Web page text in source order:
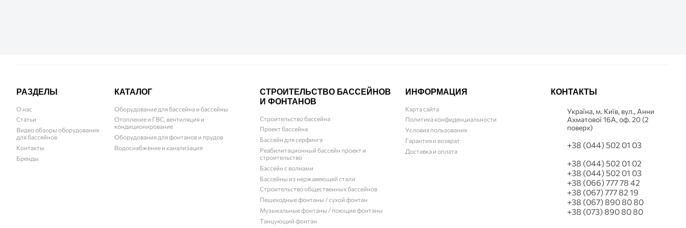
РАЗДЕЛЫ
О нас
Статьи
Видео обзоры оборудования
для бассейнов
Контакты
Бренды
КАТАЛОГ
Оборудование для бассейна и бассейны
Отопление и ГВС, вентиляция и
кондиционирование
Оборудования для фонтанов и прудов
Водоснабжение и канализация
СТРОИТЕЛЬСТВО БАССЕЙНОВ
И ФОНТАНОВ
Строительство бассейна
Проект бассейна
Бассейн для серфинга
Реабилитационный бассейн проект и
строительство
Бассейн с волнами
Бассейны из нержавеющей стали
Строительство общественных бассейнов
Пешеходные фонтаны / сухой фонтан
Музыкальные фонтаны / поющие фонтаны
Танцующий фонтан
ИНФОРМАЦИЯ
Карта сайта
Политика конфиденциальности
Условия пользования
Гарантия и возврат
Доставка и оплата
КОНТАКТЫ
Українa, м. Київ, вул., Анни
Ахматової 16А, оф. 20 (2
поверх)
+38 (044) 502 01 03
+38 (044) 502 01 02
+38 (044) 502 01 03
+38 (066) 777 78 42
+38 (067) 777 82 19
+38 (067) 890 80 80
+38 (073) 890 80 80